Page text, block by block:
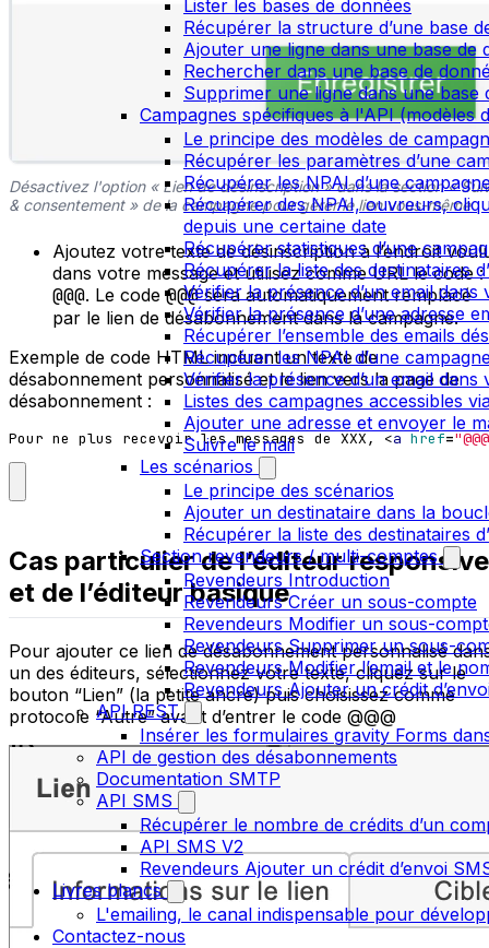
Lister les bases de données
Récupérer la structure d’une base
Ajouter une ligne dans une base de
Rechercher dans une base de
Supprimer une ligne dans une base
Campagnes spécifiques à l'API (modèles
Le principe des modèles de
Récupérer les paramètres d’une
Récupérer les NPAI d’une
Récupérer des NPAI, ouvreurs,
depuis une certaine date
Récupérer statistiques d’une
Récupérer la liste des destinataires
Vérifier la présence d’un email dans
Vérifier la présence d’une adresse
Récupérer l’ensemble des emails
Récupérer les NPAI d’une
Vérifier la présence d’un email dans
Listes des campagnes accessibles
Ajouter une adresse et envoyer le
Suivre le mail
Les scénarios
Le principe des scénarios
Ajouter un destinataire dans la
Récupérer la liste des destinataires
Section revendeurs / multi-comptes
Revendeurs Introduction
Revendeurs Créer un sous-compte
Revendeurs Modifier un sous-
Revendeurs Supprimer un sous-
Revendeurs Modifier l’email et le
Revendeurs Ajouter un crédit
API REST
Insérer les formulaires gravity Forms
API de gestion des désabonnements
Documentation SMTP
API SMS
Récupérer le nombre de crédits d’un
API SMS V2
Revendeurs Ajouter un crédit d’envoi
Livres blancs
L'emailing, le canal indispensable pour
Contactez-nous
Désactivez l'option « Lien de désinscription » dans la section «
& consentement » de la campagne pour gérer le lien vous-même
Ajoutez votre texte de désinscription à l’endroit
dans votre message et utilisez comme URL le code :
@@@. Le code@@@sera automatiquement remplacé
par le lien de désabonnement dans la campagne.
Exemple de code HTML incluant un texte de
désabonnement personnalisé et le lien vers la page de
désabonnement :
Pour ne plus recevoir les messages de XXX, <a href=
Cas particulier de l’éditeur responsive
et de l’éditeur basique
Pour ajouter ce lien de désabonnement personnalisé
un des éditeurs, sélectionnez votre texte, cliquez sur le
bouton “Lien” (la petite ancre) puis choisissez comme
protocole “Autre” avant d’entrer le code @@@